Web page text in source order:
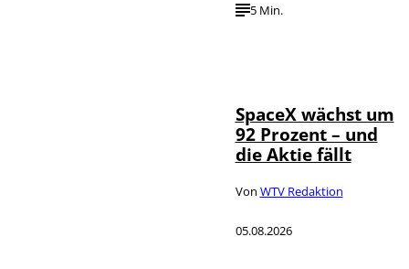
5 Min.
SpaceX wächst um
92 Prozent – und
die Aktie fällt
Von WTV Redaktion
05.08.2026